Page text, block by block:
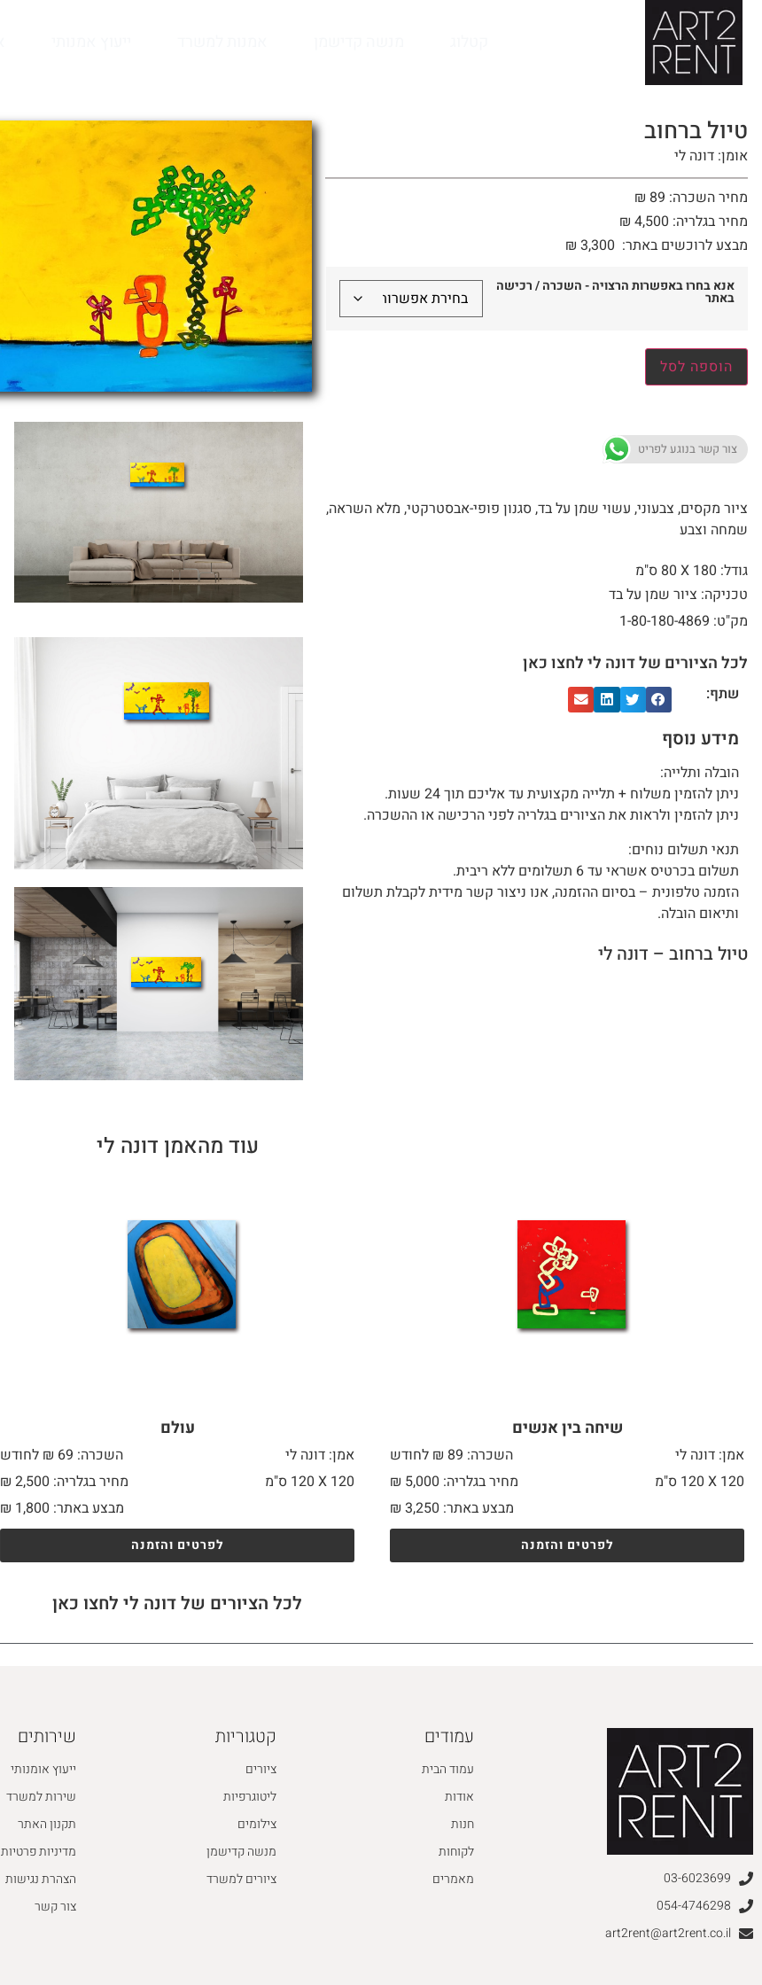
לתוכן
טיול ברחוב
אומן: דונה לי
מחיר השכרה: 89 ₪
מחיר בגלריה: 4,500 ₪
מבצע לרוכשים באתר:
₪ 3,300
אנא בחרו באפשרות הרצויה - השכרה / רכישה
באתר
הוספה לסל
צור קשר בנוגע לפריט
ציור מקסים, צבעוני, עשוי שמן על בד, סגנון פופי-אבסטרקטי, מלא השראה,
שמחה וצבע
גודל: 180 X
80 ס"מ
טכניקה: ציור שמן על בד
מק"ט: 1-80-180-4869
לכל הציורים של דונה לי לחצו כאן
שתף:
מידע נוסף
הובלה ותלייה:
ניתן להזמין משלוח + תלייה מקצועית עד אליכם תוך 24 שעות.
ניתן להזמין ולראות את הציורים בגלריה לפני הרכישה או ההשכרה.
תנאי תשלום נוחים:
תשלום בכרטיס אשראי עד 6 תשלומים ללא ריבית.
הזמנה טלפונית – בסיום ההזמנה, אנו ניצור קשר מידית לקבלת תשלום
ותיאום הובלה.
טיול ברחוב – דונה לי
עוד מהאמן דונה לי
שיחה בין אנשים
אמן: דונה לי
השכרה: 89 ₪ לחודש
120 X
מחיר בגלריה: 5,000 ₪
מבצע באתר:
₪ 3,250
לפרטים והזמנה
עולם
אמן: דונה לי
השכרה: 69 ₪ לחודש
120 X
מחיר בגלריה: 2,500 ₪
מבצע באתר:
₪ 1,800
לפרטים והזמנה
לכל הציורים של דונה לי לחצו כאן
03-6023699
054-4746298
art2rent@art2rent.co.il
עמודים
עמוד הבית
אודות
חנות
לקוחות
מאמרים
קטגוריות
ציורים
ליטוגרפיות
צילומים
מנשה קדישמן
ציורים למשרד
שירותים
ייעוץ אומנותי
שירות למשרד
תקנון האתר
מדיניות פרטיות
הצהרת נגישות
צור קשר